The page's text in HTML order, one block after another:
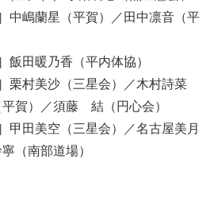
中嶋蘭星（平賀）／田中凛音（平
田暖乃香（平内体協）
栗村美沙（三星会）／木村詩菜
平賀）／須藤 結（円心会）
田美空（三星会）／名古屋美月
（南部道場）